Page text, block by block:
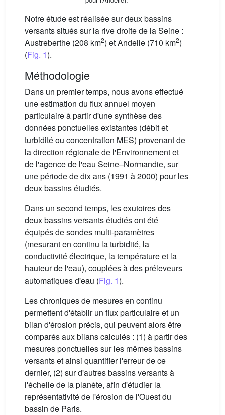
Notre étude est réalisée sur deux bassins
versants situés sur la rive droite de la Seine :
Austreberthe (208 km2) et Andelle (710 km2)
(Fig. 1).
Méthodologie
Dans un premier temps, nous avons effectué
une estimation du flux annuel moyen
particulaire à partir d'une synthèse des
données ponctuelles existantes (débit et
turbidité ou concentration MES) provenant de
la direction régionale de l'Environnement et
de l'agence de l'eau Seine–Normandie, sur
une période de dix ans (1991 à 2000) pour les
deux bassins étudiés.
Dans un second temps, les exutoires des
deux bassins versants étudiés ont été
équipés de sondes multi-paramètres
(mesurant en continu la turbidité, la
conductivité électrique, la température et la
hauteur de l'eau), couplées à des préleveurs
automatiques d'eau (Fig. 1).
Les chroniques de mesures en continu
permettent d'établir un flux particulaire et un
bilan d'érosion précis, qui peuvent alors être
comparés aux bilans calculés : (1) à partir des
mesures ponctuelles sur les mêmes bassins
versants et ainsi quantifier l'erreur de ce
dernier, (2) sur d'autres bassins versants à
l'échelle de la planète, afin d'étudier la
représentativité de l'érosion de l'Ouest du
bassin de Paris.